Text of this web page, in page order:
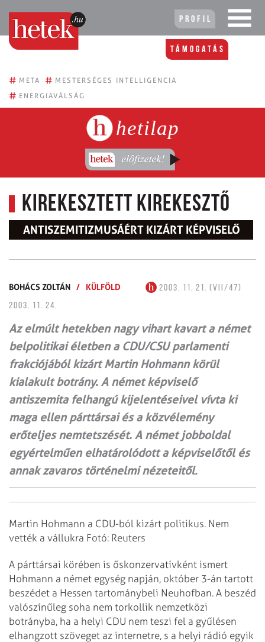
Profil
Támogatás
# META # MESTERSÉGES INTELLIGENCIA
# ENERGIAVÁLSÁG
hetilap
Kirekesztett kirekesztő
ANTISZEMITIZMUSÁÉRT KIZÁRT KÉPVISELŐ
BOHÁCS ZOLTÁN / KÜLFÖLD
2003. 11. 21. (VII/47)
2003. 11. 24.
Az elmúlt hetekben nagy vihart kavart a német
belpolitikai életben a CDU/CSU parlamenti
frakciójából kizárt Martin Hohmann körül
kialakult botrány. A német képviselő
antiszemita felhangú kijelentéseivel vívta ki
maga ellen párttársai és a közvélemény
erőteljes nemtetszését. A német jobboldal
egyértelműen elhatárolódott a képviselőtől és
annak zavaros történelmi nézeteitől.
Martin Hohmann a CDU-ból kizárt politikus. Nem
vették a vállukra Fotó: Reuters
A párttársai körében is őskonzervatívként ismert
Hohmann a német egység napján, október 3-án tartott
beszédet a Hessen tartománybeli Neuhofban. A beszéd
valószínűleg soha nem torkollik nemzetközi
botrányba, ha a helyi CDU nem teszi fel a gyűlésen
elhangzott szöveget az internetre, s a helyi rádió egyik